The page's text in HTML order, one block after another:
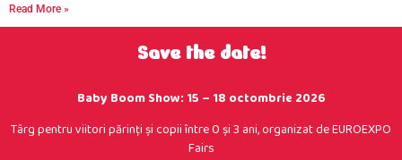
Read More »
Save the date!
Baby Boom Show: 15 – 18 octombrie 2026
Târg pentru viitori părinţi şi copii între 0 şi 3 ani, organizat de EUROEXPO
Fairs